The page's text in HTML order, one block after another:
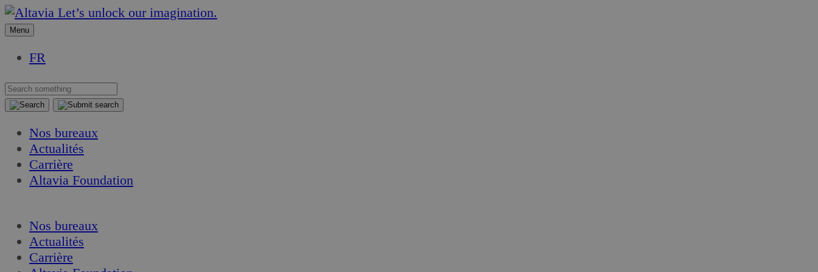
Aller
au
Aller
au
Let’s unlock our imagination.
Menu
FR
Nos bureaux
Actualités
Carrière
Altavia Foundation
Nos bureaux
Actualités
Carrière